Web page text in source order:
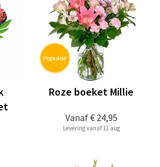
Vanaf€ 24,95
Roze boeket Millie
Levering vanaf 11 aug